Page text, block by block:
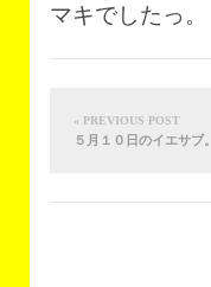
マキでしたっ。
« PREVIOUS POST
５月１０日のイエサブ。